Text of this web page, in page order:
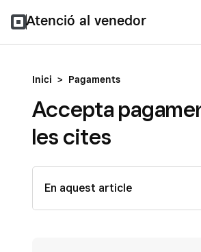
Atenció al venedor
Inici > Pagaments
Accepta
les cites
En aquest article